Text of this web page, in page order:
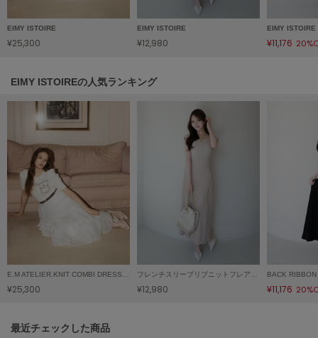
LITTLE UNION TOKYO
メイドオブオーガニクス
MICHU COQUETTE
ミチュ コケット
MIESROHE
ミースロエ
miies miim
ミーエスミーム
MOIGE
MUCHA
EIMY ISTOIRE
¥25,300
EIMY ISTOIRE
¥12,980
EIMY ISTOIRE
¥11,176
EIMY ISTOIREの人気ランキング
E.M ATELIER.KNIT COMBI DRESS/イーエムアトリエニットコンビドレス
¥25,300
フレンチスリーブリブニットフレアワンピース
¥12,980 ¥11,176
関連記事
最近チェックした商品